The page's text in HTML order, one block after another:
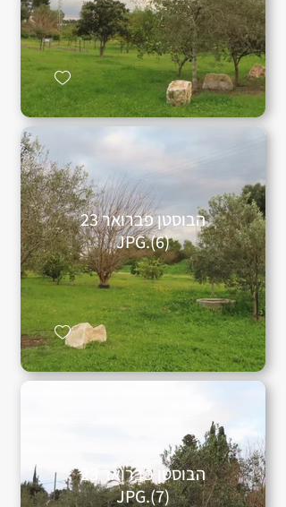
הבוסטן פברואר 23
(6).JPG
הבוסטן פברואר 23
(7).JPG